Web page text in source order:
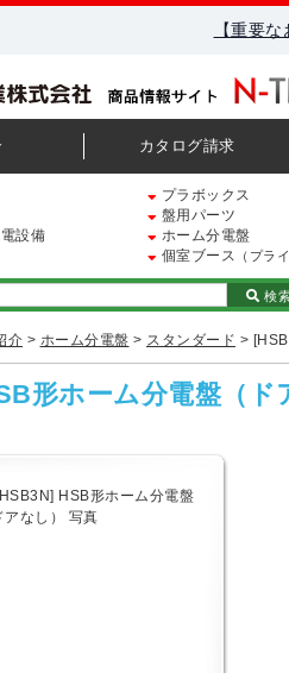
【重要
カタログ請求
プラボックス
盤用パーツ
設備
ホーム分電盤
個室ブース （プラ
検
介 > ホーム分電盤 > スタンダード >
形ホーム分電盤（ド